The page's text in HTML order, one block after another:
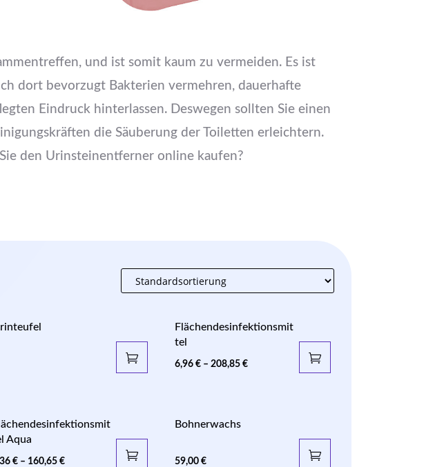
und ist somit kaum zu vermeiden. Es ist
dort bevorzugt Bakterien vermehren, dauerhafte
Eindruck hinterlassen. Deswegen sollten Sie einen
die Säuberung der Toiletten erleichtern.
den Urinsteinentferner online kaufen?
Flächendesinfektionsmit
tel
6,96€ –208,85€
Aqua
€ – 160,65€
Bohnerwachs
59,00€